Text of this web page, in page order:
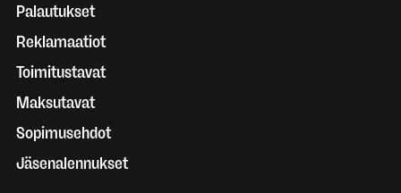
Palautukset
Reklamaatiot
Toimitustavat
Maksutavat
Sopimusehdot
Jäsenalennukset